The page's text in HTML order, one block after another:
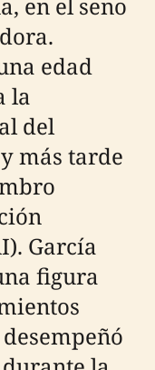
edad
la
del
más tarde
García
figura